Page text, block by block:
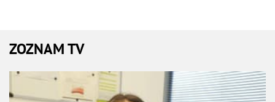
ZOZNAM TV